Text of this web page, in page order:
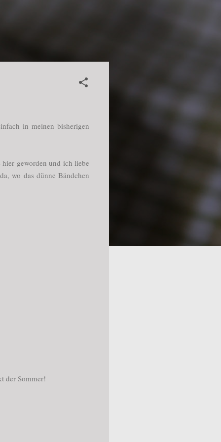
in meinen bisherigen
geworden und ich liebe
wo das dünne Bändchen
der Sommer!